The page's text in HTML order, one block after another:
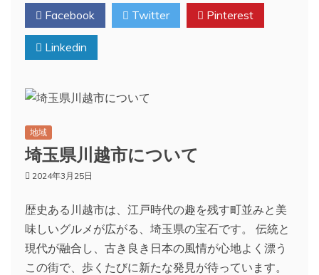
Facebook Twitter Pinterest
Linkedin
地域
埼玉県川越市について
2024年3月25日
歴史ある川越市は、江戸時代の趣を残す町並みと美
味しいグルメが広がる、埼玉県の宝石です。 伝統と
現代が融合し、古き良き日本の風情が心地よく漂う
この街で、歩くたびに新たな発見が待っています。